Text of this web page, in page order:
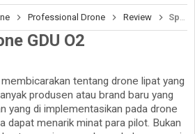
Professional Drone Review Spesifikasi Drone GDU O2
GDU O2
tentang drone lipat yang
produsen atau brand baru yang
yang di implementasikan pada drone
dapat menarik minat para pilot. Bukan